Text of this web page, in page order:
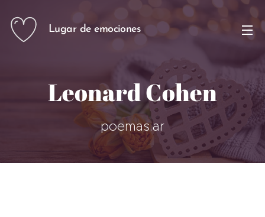
Lugar de emociones
Leonard Cohen
poemas.ar